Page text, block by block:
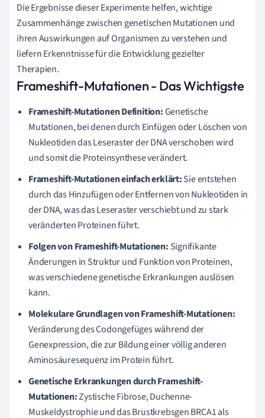
Die Ergebnisse dieser Experimente helfen, wichtige
Zusammenhänge zwischen genetischen Mutationen und
ihren Auswirkungen auf Organismen zu verstehen und
liefern Erkenntnisse für die Entwicklung gezielter
Therapien.
Frameshift-Mutationen - Das Wichtigste
Frameshift-Mutationen Definition:Genetische
Mutationen, bei denen durch Einfügen oder Löschen von
Nukleotiden das Leseraster der DNA verschoben wird
und somit die Proteinsynthese verändert.
Frameshift-Mutationen einfach erklärt:Sie entstehen
durch das Hinzufügen oder Entfernen von Nukleotiden in
der DNA, was das Leseraster verschiebt und zu stark
veränderten Proteinen führt.
Folgen von Frameshift-Mutationen: Signifikante
Änderungen in Struktur und Funktion von Proteinen,
was verschiedene genetische Erkrankungen auslösen
kann.
Molekulare Grundlagen von Frameshift-Mutationen:
Veränderung des Codongefüges während der
Genexpression, die zur Bildung einer völlig anderen
Aminosäuresequenz im Protein führt.
Genetische Erkrankungen durch Frameshift-
Mutationen:Zystische Fibrose, Duchenne-
Muskeldystrophie und das Brustkrebsgen BRCA1 als